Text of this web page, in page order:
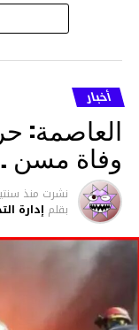
هذا وقد تمكن
هلال في
والقبض عليه
ما نُسبه إليه.
متابعة
قسم الاخبار
أخبار
العاصمة:
وفاة مسن
نشرت منذ
بقلم إدارة